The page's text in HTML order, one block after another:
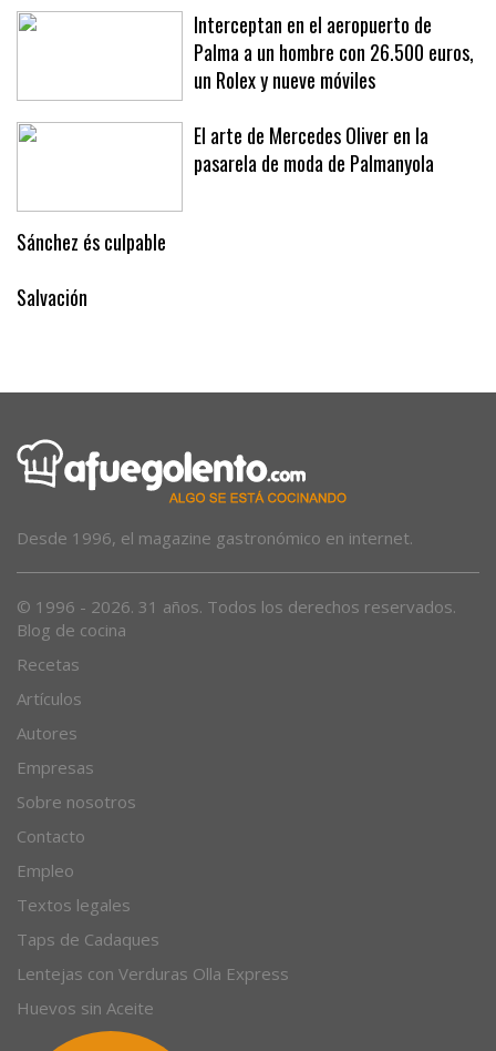
Interceptan en el aeropuerto de
Palma a un hombre con 26.500 euros,
un Rolex y nueve móviles
El arte de Mercedes Oliver en la
pasarela de moda de Palmanyola
Sánchez és culpable
Salvación
Desde 1996, el magazine gastronómico en internet.
© 1996 - 2026. 31 años. Todos los derechos reservados.
Blog de cocina
Recetas
Artículos
Autores
Empresas
Sobre nosotros
Contacto
Empleo
Textos legales
Taps de Cadaques
Lentejas con Verduras Olla Express
Huevos sin Aceite